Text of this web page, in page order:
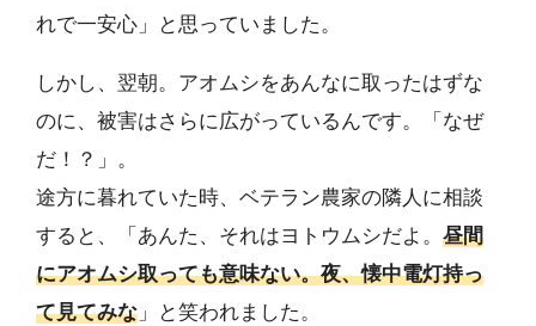
れで一安心」と思っていました。
しかし、翌朝。アオムシをあんなに取ったはずな
のに、被害はさらに広がっているんです。「なぜ
だ！？」。
途方に暮れていた時、ベテラン農家の隣人に相談
すると、「あんた、それはヨトウムシだよ。 昼間
にアオムシ取っても意味ない。夜、懐中電灯持っ
て見てみな 」と笑われました。